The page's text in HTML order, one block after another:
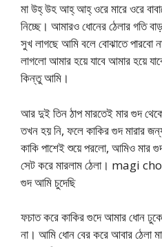
মা উহ্ উহ আহ্ আহ্ ওরে মারে ওরে
নিচ্ছে। আমারও ধোনের ঠেলার গতি
সুখ লাগছে আমি বলে বোঝাতে পারবো
লাগলো আমার হয়ে যাবে আমার হয়ে
কিন্তু আমি।
আর দুই তিন ঠাপ মারতেই মার গুদ
তখন হয় নি, ফলে কাকির গুদ মারার
কাকি পাশেই শুয়ে পরলো, আমিও মার
সেট করে মারলাম ঠেলা। magi
গুদ আমি চুদেছি
ফচাত করে কাকির গুদে আমার ধোন
না। আমি ধোন বের করে আবার ঠেলা